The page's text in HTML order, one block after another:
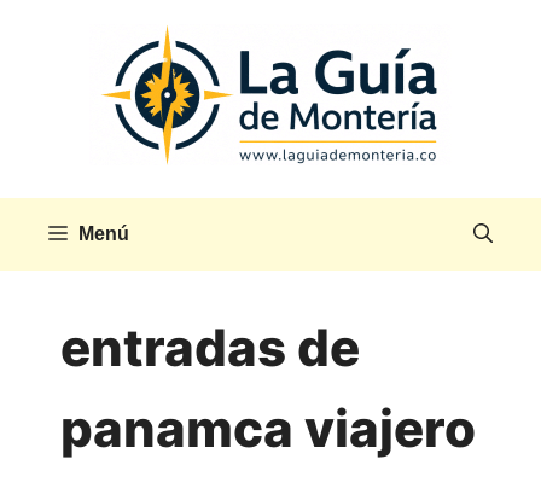
Menú
entradas de
panamca viajero